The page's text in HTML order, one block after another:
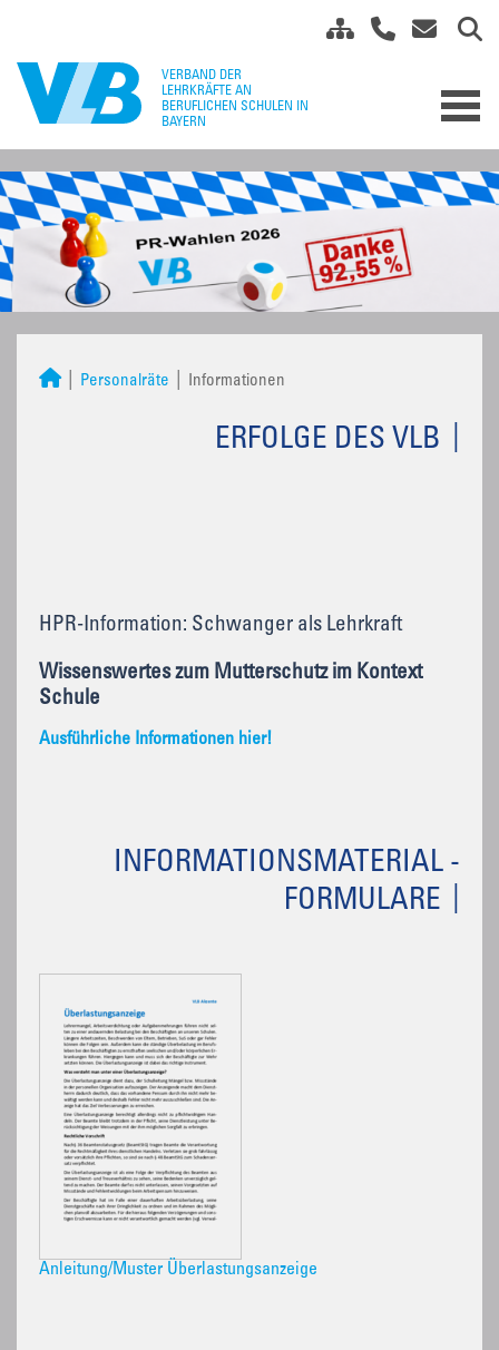
Personalräte Informationen
ERFOLGE DES VLB
HPR-Information: Schwanger als Lehrkraft
Wissenswertes zum Mutterschutz im Kontext
Schule
Ausführliche Informationen hier!
INFORMATIONSMATERIAL -
FORMULARE
Anleitung/Muster Überlastungsanzeige